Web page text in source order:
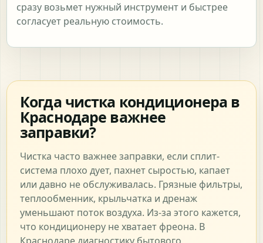
сразу возьмет нужный инструмент и быстрее
согласует реальную стоимость.
Когда чистка кондиционера в
Краснодаре важнее
заправки?
Чистка часто важнее заправки, если сплит-
система плохо дует, пахнет сыростью, капает
или давно не обслуживалась. Грязные фильтры,
теплообменник, крыльчатка и дренаж
уменьшают поток воздуха. Из-за этого кажется,
что кондиционеру не хватает фреона. В